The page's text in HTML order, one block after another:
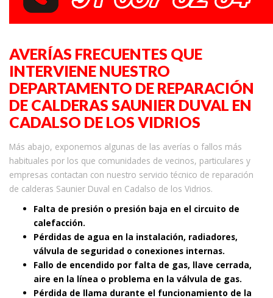
AVERÍAS FRECUENTES QUE
INTERVIENE NUESTRO
DEPARTAMENTO DE REPARACIÓN
DE CALDERAS SAUNIER DUVAL EN
CADALSO DE LOS VIDRIOS
Más abajo, exponemos algunas de las averías o fallos más
habituales por los que comunidades de vecinos, particulares y
empresas contactan con nuestro servicio técnico de reparación
de calderas Saunier Duval en Cadalso de los Vidrios.
Falta de presión o presión baja en el circuito de
calefacción.
Pérdidas de agua en la instalación, radiadores,
válvula de seguridad o conexiones internas.
Fallo de encendido por falta de gas, llave cerrada,
aire en la línea o problema en la válvula de gas.
Pérdida de llama durante el funcionamiento de la